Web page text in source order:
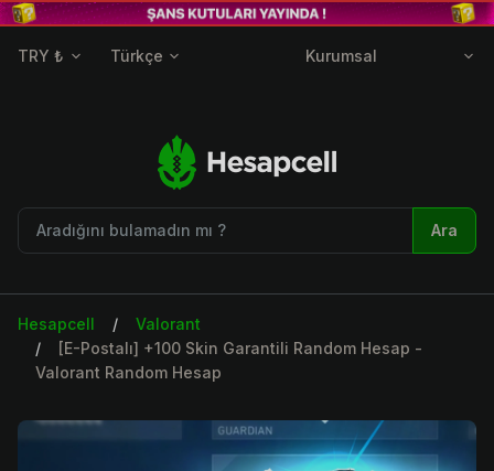
TRY ₺ Türkçe Kurumsal
Ara
Hesapcell
Valorant
[E-Postalı] +100 Skin Garantili Random Hesap -
Valorant Random Hesap